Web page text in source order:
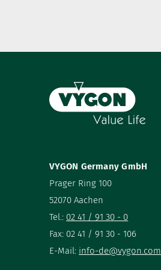
VYGON Germany GmbH
Prager Ring 100
52070 Aachen
Tel.: 02 41 / 91 30 - 0
Fax: 02 41 / 91 30 - 106
E-Mail: info-de@vygon.com